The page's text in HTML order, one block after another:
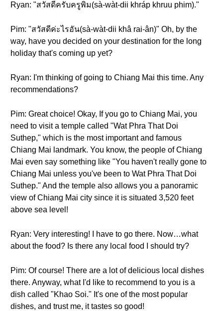
Ryan: "สวัสดีครับครูพิม(sà-wàt-dii khráp khruu phim)."
Pim: "สวัสดีค่ะไรอัน(sà-wàt-dii khâ rai-ân)" Oh, by the
way, have you decided on your destination for the long
holiday that's coming up yet?
Ryan: I'm thinking of going to Chiang Mai this time. Any
recommendations?
Pim: Great choice! Okay, If you go to Chiang Mai, you
need to visit a temple called "Wat Phra That Doi
Suthep," which is the most important and famous
Chiang Mai landmark. You know, the people of Chiang
Mai even say something like "You haven't really gone to
Chiang Mai unless you've been to Wat Phra That Doi
Suthep." And the temple also allows you a panoramic
view of Chiang Mai city since it is situated 3,520 feet
above sea level!
Ryan: Very interesting! I have to go there. Now…what
about the food? Is there any local food I should try?
Pim: Of course! There are a lot of delicious local dishes
there. Anyway, what I'd like to recommend to you is a
dish called "Khao Soi." It's one of the most popular
dishes, and trust me, it tastes so good!